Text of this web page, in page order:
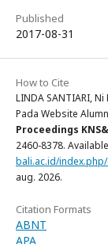
Published
2017-08-31
How to Cite
LINDA SANTIARI,
Pada Website
Proceedings
2460-8378.
bali.ac.id/
aug. 2026.
Citation Formats
ABNT
APA